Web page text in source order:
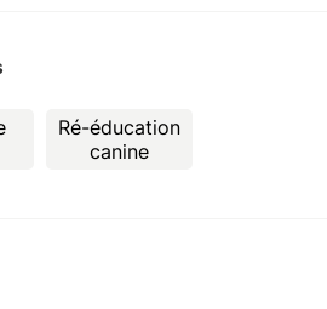
Ré-éducation
canine